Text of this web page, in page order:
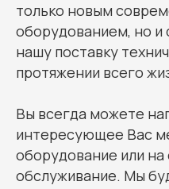
только новым
оборудованием, но
нашу поставку
протяжении всего
Вы всегда можете
интересующее Вас
оборудование или на
обслуживание. Мы